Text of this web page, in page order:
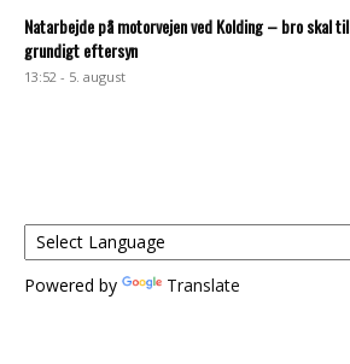
Natarbejde på motorvejen ved Kolding – bro skal til
grundigt eftersyn
13:52 - 5. august
Powered by Translate